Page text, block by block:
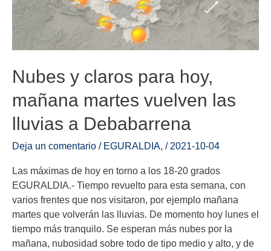
Nubes y claros para hoy,
mañana martes vuelven las
lluvias a Debabarrena
Deja un comentario / EGURALDIA, / 2021-10-04
Las máximas de hoy en torno a los 18-20 grados
EGURALDIA.- Tiempo revuelto para esta semana, con
varios frentes que nos visitaron, por ejemplo mañana
martes que volverán las lluvias. De momento hoy lunes el
tiempo más tranquilo. Se esperan más nubes por la
mañana, nubosidad sobre todo de tipo medio y alto, y de